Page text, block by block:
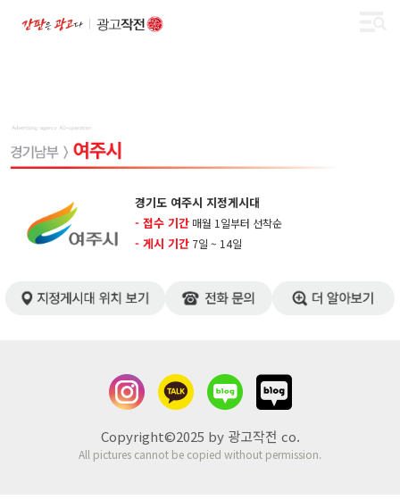
경기도 여주시 지정게시대
- 접수 기간 매월 1일부터 선착순
- 게시 기간 7일 ~ 14일
Copyright©2025 by 광고작전 co.
All pictures cannot be copied without permission.